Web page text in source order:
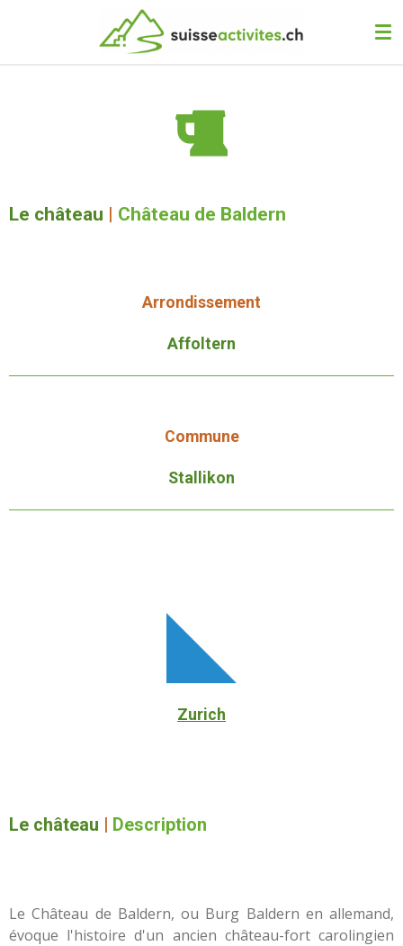
Le château | Château de Baldern
Arrondissement
Affoltern
Commune
Stallikon
Zurich
Le château Description
Le Château de Baldern, ou Burg Baldern en allemand,
évoque l'histoire d'un ancien château-fort carolingien